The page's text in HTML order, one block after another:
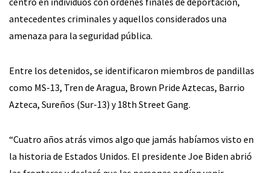
antecedentes criminales y aquellos considerados una
amenaza para la seguridad pública.
Entre los detenidos, se identificaron miembros de pandillas
como MS-13, Tren de Aragua, Brown Pride Aztecas, Barrio
Azteca, Sureños (Sur-13) y 18th Street Gang.
“Cuatro años atrás vimos algo que jamás habíamos visto en
la historia de Estados Unidos. El presidente Joe Biden abrió